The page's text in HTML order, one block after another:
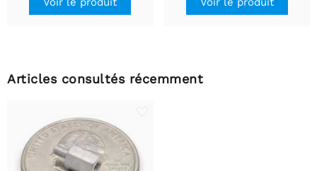
Articles consultés récemment